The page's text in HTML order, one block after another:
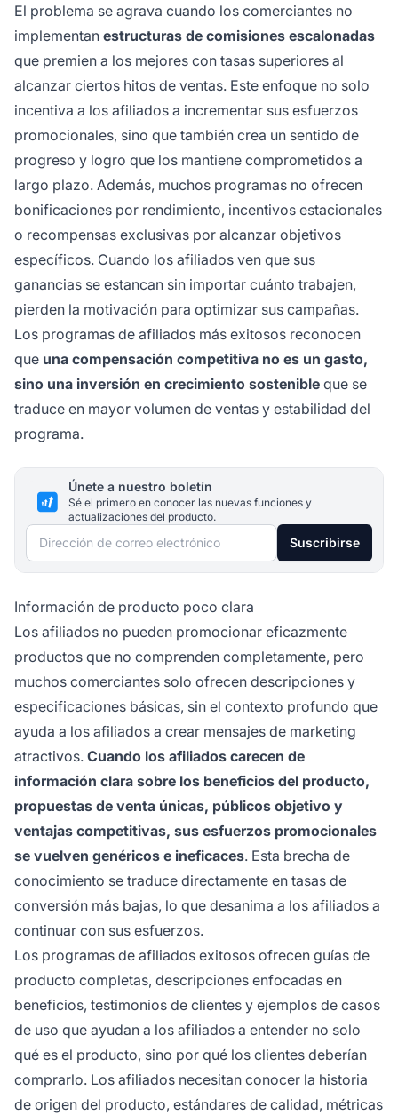
El problema se agrava cuando los comerciantes no
implementan estructuras de comisiones escalonadas
que premien a los mejores con tasas superiores al
alcanzar ciertos hitos de ventas. Este enfoque no solo
incentiva a los afiliados a incrementar sus esfuerzos
promocionales, sino que también crea un sentido de
progreso y logro que los mantiene comprometidos a
largo plazo. Además, muchos programas no ofrecen
bonificaciones por rendimiento, incentivos estacionales
o recompensas exclusivas por alcanzar objetivos
específicos. Cuando los afiliados ven que sus
ganancias se estancan sin importar cuánto trabajen,
pierden la motivación para optimizar sus campañas.
Los programas de afiliados más exitosos reconocen
que una compensación competitiva no es un gasto,
sino una inversión en crecimiento sostenible que se
traduce en mayor volumen de ventas y estabilidad del
programa.
Únete a nuestro boletín
Sé el primero en conocer las nuevas funciones y
actualizaciones del producto.
Dirección de correo electrónico Suscribirse
Información de producto poco clara
Los afiliados no pueden promocionar eficazmente
productos que no comprenden completamente, pero
muchos comerciantes solo ofrecen descripciones y
especificaciones básicas, sin el contexto profundo que
ayuda a los afiliados a crear mensajes de marketing
atractivos. Cuando los afiliados carecen de
información clara sobre los beneficios del producto,
propuestas de venta únicas, públicos objetivo y
ventajas competitivas, sus esfuerzos promocionales
se vuelven genéricos e ineficaces. Esta brecha de
conocimiento se traduce directamente en tasas de
conversión más bajas, lo que desanima a los afiliados a
continuar con sus esfuerzos.
Los programas de afiliados exitosos ofrecen guías de
producto completas, descripciones enfocadas en
beneficios, testimonios de clientes y ejemplos de casos
de uso que ayudan a los afiliados a entender no solo
qué es el producto, sino por qué los clientes deberían
comprarlo. Los afiliados necesitan conocer la historia
de origen del producto, estándares de calidad, métricas